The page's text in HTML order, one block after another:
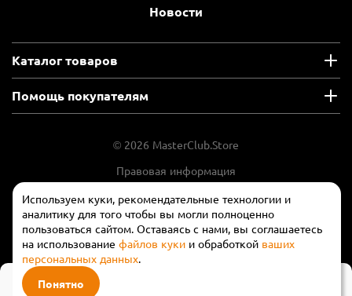
Используем куки, рекомендательные технологии и
аналитику для того чтобы вы могли полноценно
пользоваться сайтом. Оставаясь с нами, вы соглашаетесь
на использование файлов куки и обработкой ваших
персональных данных.
Понятно
140 ₽
Новости
Каталог товаров
Помощь покупателям
© 2026 MasterClub.Store
Правовая информация
Положение об обработки и защите
персональных данных